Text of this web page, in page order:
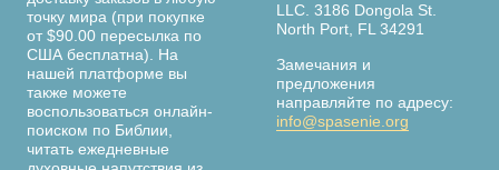
точку мира (при покупке
от $90.00 пересылка по
США бесплатна). На
нашей платформе вы
также можете
воспользоваться онлайн-
поиском по Библии,
читать ежедневные
LLC. 3186 Dongola St.
North Port, FL 34291
Замечания и
предложения
направляйте по адресу:
info@spasenie.org